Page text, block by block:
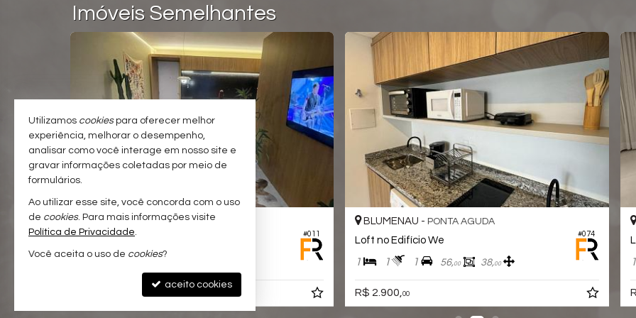
Imóveis Semelhantes
#061 #011
BLUMENAU - PONTA AGUDA
Loft no Edifício We
#074
BLUMENAU - PONTA AGUDA
Loft no Edifício We
1 1 1 56,00 38,00
R$ 2.900,00
1
Utilizamos cookiespara oferecer melhor
experiência, melhorar o desempenho,
analisar como você interage em nosso site e
gravar informações coletadas por meio de
formulários.
Ao utilizar esse site, você concorda com o uso
de cookies. Para mais informações visite
Política de Privacidade.
Você aceita o uso de cookies?
aceito cookies